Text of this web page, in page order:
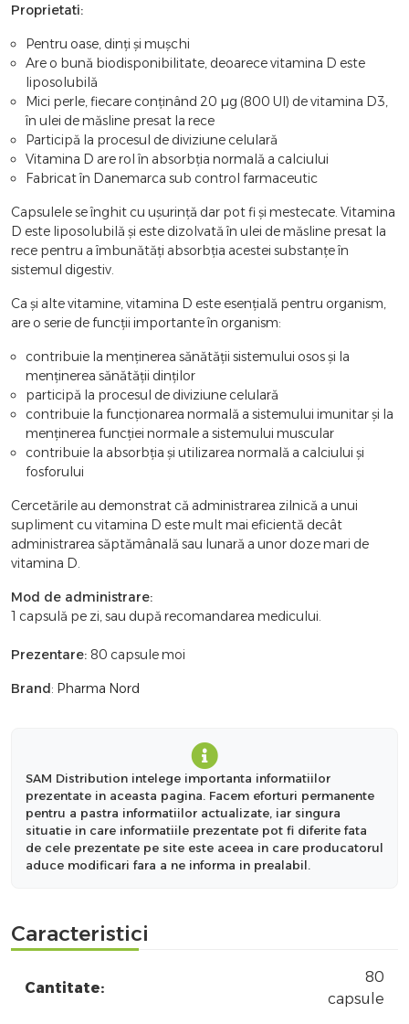
Proprietati:
Pentru oase, dinţi şi muşchi
Are o bună biodisponibilitate, deoarece vitamina D este
liposolubilă
Mici perle, fiecare conţinând 20 µg (800 UI) de vitamina D3,
în ulei de măsline presat la rece
Participă la procesul de diviziune celulară
Vitamina D are rol în absorbţia normală a calciului
Fabricat în Danemarca sub control farmaceutic
Capsulele se înghit cu uşurinţă dar pot fi şi mestecate. Vitamina
D este liposolubilă şi este dizolvată în ulei de măsline presat la
rece pentru a îmbunătăţi absorbţia acestei substanţe în
sistemul digestiv.
Ca şi alte vitamine, vitamina D este esenţială pentru organism,
are o serie de funcţii importante în organism:
contribuie la menţinerea sănătăţii sistemului osos şi la
menţinerea sănătăţii dinţilor
participă la procesul de diviziune celulară
contribuie la funcţionarea normală a sistemului imunitar şi la
menţinerea funcţiei normale a sistemului muscular
contribuie la absorbţia şi utilizarea normală a calciului şi
fosforului
Cercetările au demonstrat că administrarea zilnică a unui
supliment cu vitamina D este mult mai eficientă decât
administrarea săptămânală sau lunară a unor doze mari de
vitamina D.
Mod de administrare:
1 capsulă pe zi, sau după recomandarea medicului.
Prezentare: 80 capsule moi
Brand: Pharma Nord
SAM Distribution intelege importanta informatiilor
prezentate in aceasta pagina. Facem eforturi permanente
pentru a pastra informatiilor actualizate, iar singura
situatie in care informatiile prezentate pot fi diferite fata
de cele prezentate pe site este aceea in care producatorul
aduce modificari fara a ne informa in prealabil.
Caracteristici
Cantitate:
80
capsule